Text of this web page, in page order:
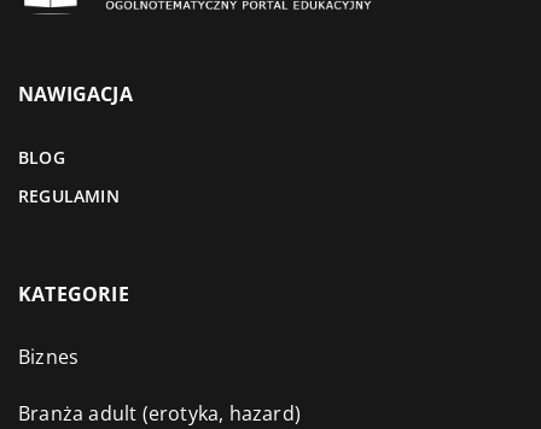
NAWIGACJA
BLOG
REGULAMIN
KATEGORIE
Biznes
Branża adult (erotyka, hazard)